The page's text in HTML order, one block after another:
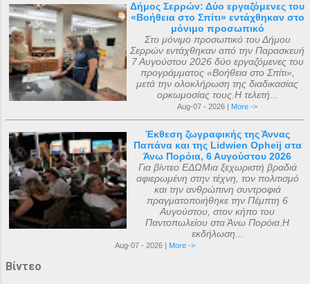
Δήμος Σερρών: Δύο εργαζόμενες του
«Βοήθεια στο Σπίτι» εντάχθηκαν στο
μόνιμο προσωπικό
Στο μόνιμο προσωπικό του Δήμου
Σερρών εντάχθηκαν από την Παρασκευή
7 Αυγούστου 2026 δύο εργαζόμενες του
προγράμματος «Βοήθεια στο Σπίτι»,
μετά την ολοκλήρωση της διαδικασίας
ορκωμοσίας τους.Η τελετή...
Aug-07 - 2026 | More ->
Έκθεση ζωγραφικής της Άννας
Παπάνα και της Lidwien Opheij στα
Άνω Πορόια, 6 Αυγούστου 2026
Για βίντεο ΕΔΩΜια ξεχωριστή βραδιά
αφιερωμένη στην τέχνη, τον πολιτισμό
και την ανθρώπινη συντροφιά
πραγματοποιήθηκε την Πέμπτη 6
Αυγούστου, στον κήπο του
Παντοπωλείου στα Άνω Πορόια.Η
εκδήλωση...
Aug-07 - 2026 | More ->
Βίντεο